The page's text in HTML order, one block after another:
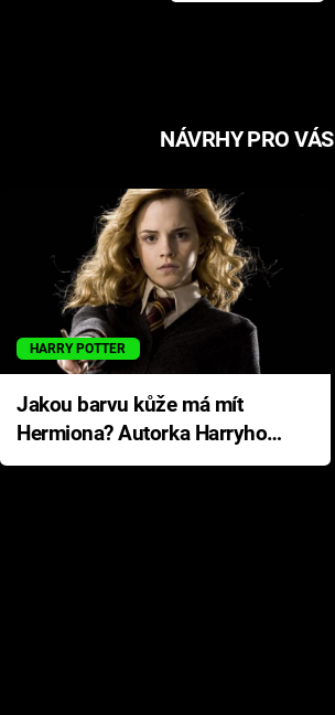
NÁVRHY PRO VÁS
HARRY POTTER
Jakou barvu kůže má mít
Hermiona? Autorka Harryho
Pottera přišla s ráznou